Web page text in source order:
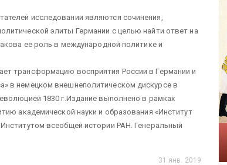
исследовании являются сочинения,
элиты Германии с целью найти ответ на
ее роль в международной политике и
трансформацию восприятия России в Германии и
в немецком внешнеполитическом дискурсе в
1830 г.Издание выполнено в рамках
академической науки и образования «Институт
всеобщей истории РАН. Генеральный
31 янв. 2019